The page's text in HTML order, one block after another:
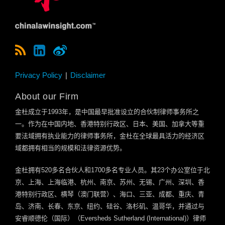
Privacy Policy Disclaimer
About our Firm
金杜成立于1993年，是中国最早批准设立的合伙制律师事务所之
一。作为在中国内地、香港特别行政区、日本、美国、加拿大等重
要法域拥有执业能力的律师事务所，金杜在全球最具活力的经济区
域都拥有相当的规模和法律资源优势。
金杜拥有520多名合伙人和1700多名专业人员。其23个办公室位于北
京、上海、上海临港、杭州、南京、苏州、无锡、广州、深圳、香
港特别行政区、横琴（澳门联营）、海口、三亚、成都、重庆、青
岛、济南、长春、东京、纽约、硅谷、洛杉矶、温哥华，并通过与
安睿顺德伦（国际）（Eversheds Sutherland (International)）律师